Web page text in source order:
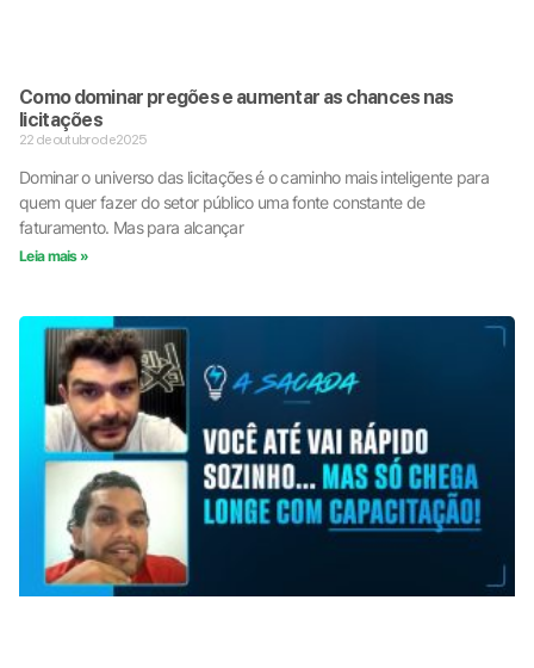
Como dominar pregões e aumentar as chances nas
licitações
22 de outubro de 2025
Dominar o universo das licitações é o caminho mais inteligente para
quem quer fazer do setor público uma fonte constante de
faturamento. Mas para alcançar
Leia mais »